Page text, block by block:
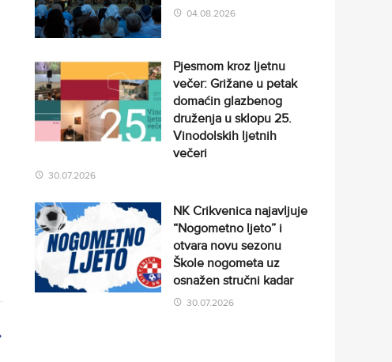
04.08.2026
Pjesmom kroz ljetnu
večer: Grižane u petak
domaćin glazbenog
druženja u sklopu 25.
Vinodolskih ljetnih
večeri
30.07.2026
NK Crikvenica najavljuje
“Nogometno ljeto” i
otvara novu sezonu
Škole nogometa uz
osnažen stručni kadar
30.07.2026